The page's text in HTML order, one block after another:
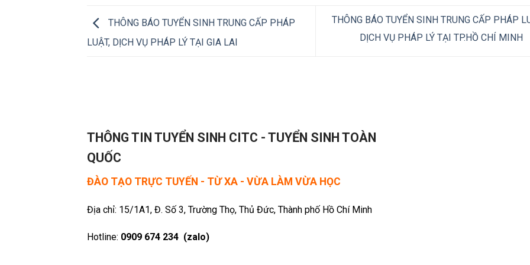
THÔNG BÁO TUYỂN SINH TRUNG CẤP PHÁP
LUẬT, DỊCH VỤ PHÁP LÝ TẠI GIA LAI
THÔNG BÁO TUYỂN SINH TRUNG CẤP PHÁP
DỊCH VỤ PHÁP LÝ TẠI TP.HỒ CHÍ MINH
THÔNG TIN TUYỂN SINH CITC - TUYỂN SINH TOÀN
QUỐC
ĐÀO TẠO TRỰC TUYẾN - TỪ XA - VỪA LÀM VỪA HỌC
Địa chỉ: 15/1A1, Đ. Số 3, Trường Thọ, Thủ Đức, Thành phố Hồ Chí Minh
Hotline: 0909 674 234 (zalo)